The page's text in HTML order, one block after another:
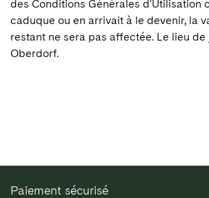
des Conditions Générales d'Utilisation
caduque ou en arrivait à le devenir, la
restant ne sera pas affectée. Le lieu
Oberdorf.
Paiement sécurisé